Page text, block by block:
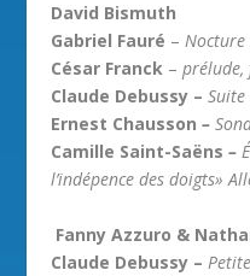
David Bismuth
Gabriel Fauré –Nocture
César Franck –prélude,
Claude Debussy –Suite
Ernest Chausson –
Camille Saint-Saëns –
l’indépence des doigts»
Fanny Azzuro &
Claude Debussy –